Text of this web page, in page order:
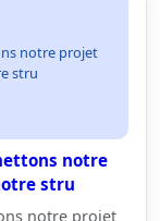
notre projet
stru
notre
stru
notre projet